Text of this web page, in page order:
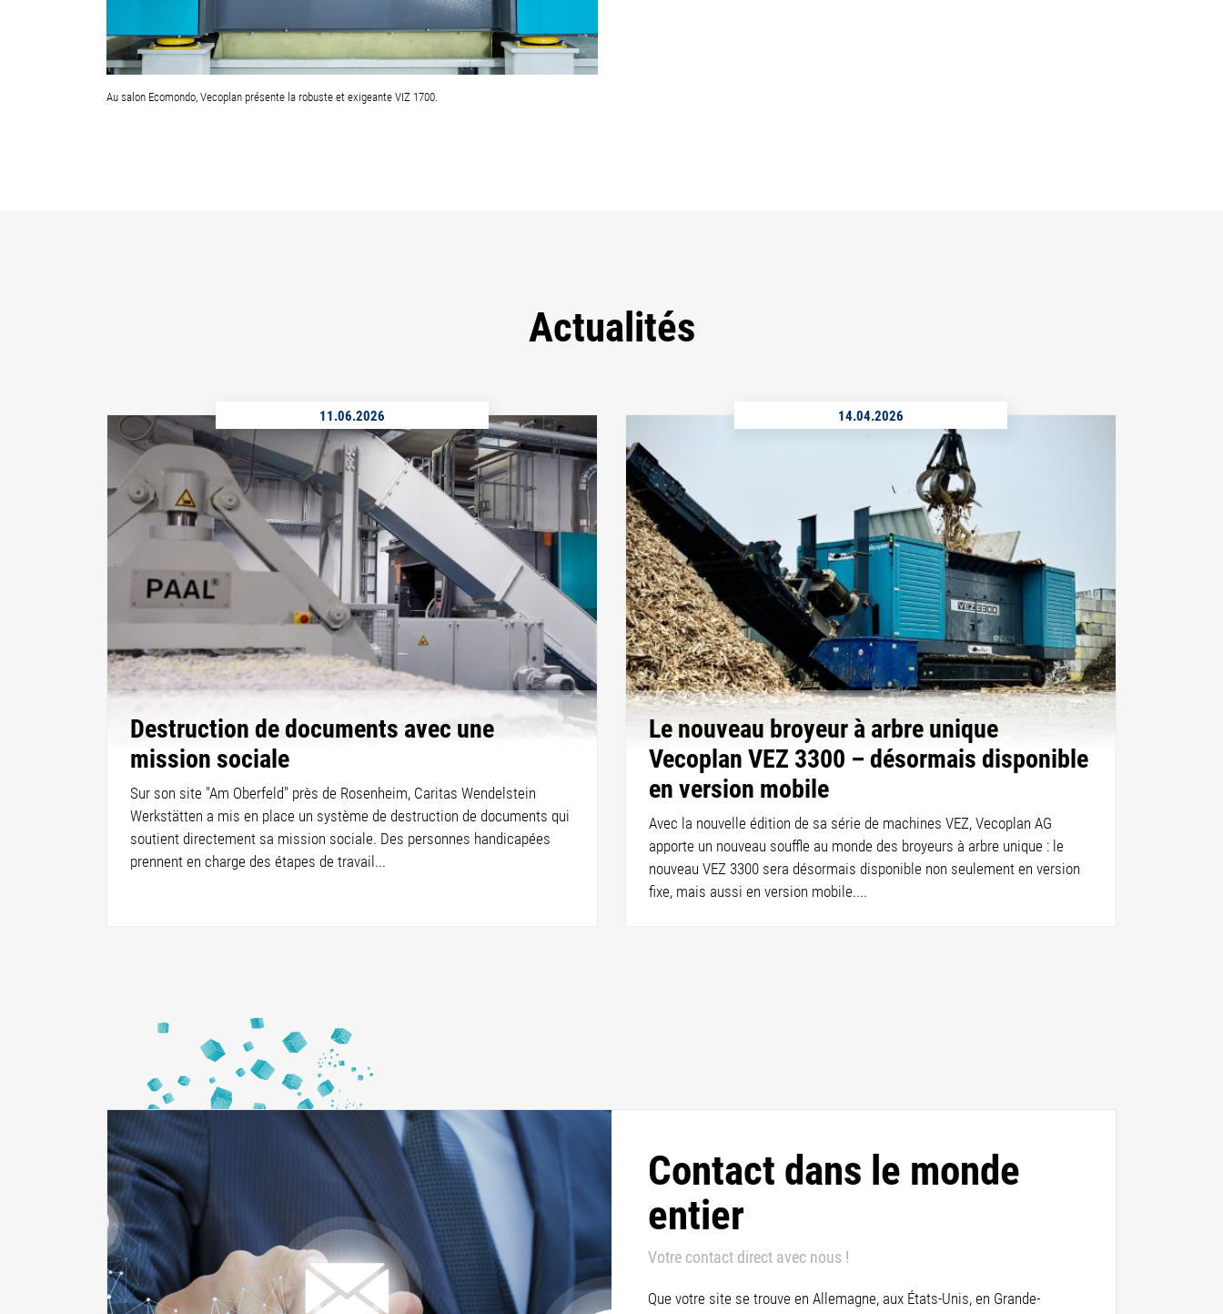
Au salon Ecomondo, Vecoplan présente la robuste et exigeante VIZ 1700.
Actualités
11.06.2026
Destruction de documents avec une
mission sociale
Sur son site "Am Oberfeld" près de Rosenheim, Caritas Wendelstein
Werkstätten a mis en place un système de destruction de documents qui
soutient directement sa mission sociale. Des personnes handicapées
prennent en charge des étapes de travail...
14.04.2026
Le nouveau broyeur à arbre unique
Vecoplan VEZ 3300 – désormais disponible
en version mobile
Avec la nouvelle édition de sa série de machines VEZ, Vecoplan AG
apporte un nouveau souffle au monde des broyeurs à arbre unique : le
nouveau VEZ 3300 sera désormais disponible non seulement en version
fixe, mais aussi en version mobile....
Contact dans le monde
entier
Votre contact direct avec nous !
Que votre site se trouve en Allemagne, aux États-Unis, en Grande-